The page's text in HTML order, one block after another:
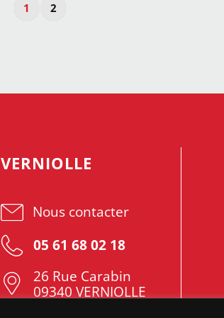
1 2
VERNIOLLE
Nous contacter
05 61 68 02 18
26 Rue Carabin
09340 VERNIOLLE